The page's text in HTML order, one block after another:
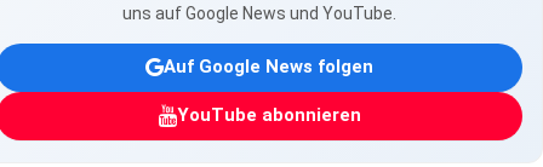
uns auf Google News und YouTube.
Auf Google News folgen
YouTube abonnieren